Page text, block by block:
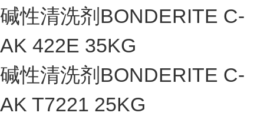
碱性清洗剂BONDERITE C-
AK 422E 35KG
碱性清洗剂BONDERITE C-
AK T7221 25KG